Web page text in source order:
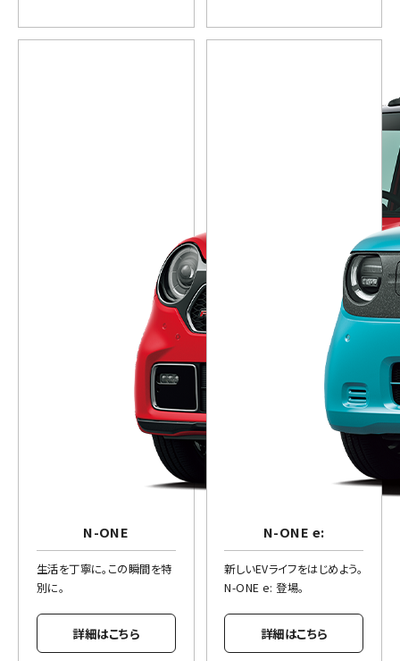
N-ONE
生活を丁寧に。この瞬間を特
別に。
詳細はこちら
N-ONE e:
新しいEVライフをはじめよう。
N-ONE e: 登場。
詳細はこちら